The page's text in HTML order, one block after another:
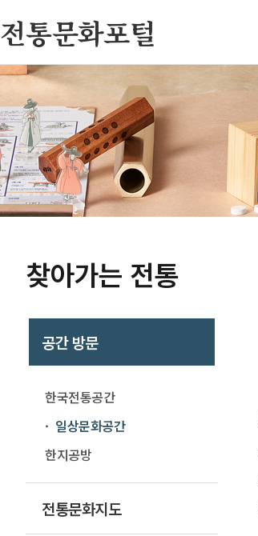
전통문화포털
찾아가는 전통
공간 방문
한국전통공간
일상문화공간
한지공방
전통문화지도